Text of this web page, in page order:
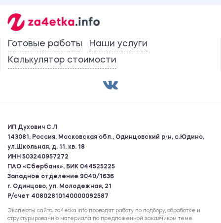
Готовые работы
Наши услуги
Калькулятор стоимости
ИП Духович С.Л
143081, Россия, Московская обл., Одинцовский р-н, с.Юдино,
ул.Школьная, д. 11, кв. 18
ИНН 503240957272
ПАО «Сбербанк», БИК 044525225
Западное отделение 9040/1636
г. Одинцово, ул. Молодежная, 21
Р/счет 40802810140000092587
Эксперты сайта za4etka.info проводят работу по подбору, обработке и
структурированию материала по предложенной заказчиком теме.